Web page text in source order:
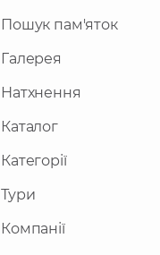
Пошук пам'яток
Галерея
Натхнення
Каталог
Категорії
Тури
Компанії